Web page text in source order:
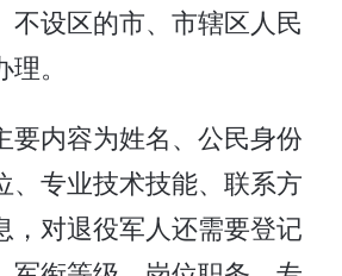
不设区的市、市辖区人民
。
要内容为姓名、公民身份
、专业技术技能、联系方
，对退役军人还需要登记